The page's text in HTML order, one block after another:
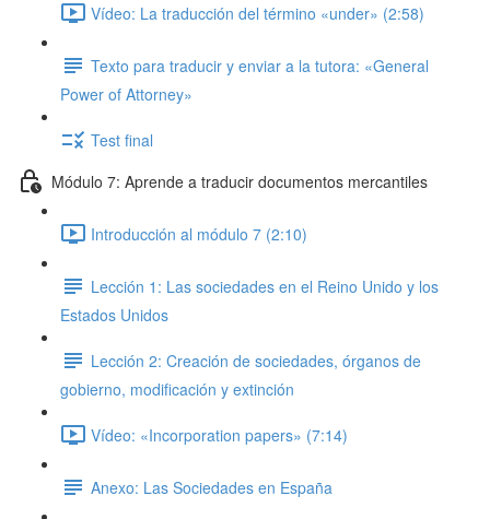
Vídeo: La traducción del término «under» (2:58)
Texto para traducir y enviar a la tutora: «General
Power of Attorney»
Test final
Módulo 7: Aprende a traducir documentos mercantiles
Introducción al módulo 7 (2:10)
Lección 1: Las sociedades en el Reino Unido y los
Estados Unidos
Lección 2: Creación de sociedades, órganos de
gobierno, modificación y extinción
Vídeo: «Incorporation papers» (7:14)
Anexo: Las Sociedades en España